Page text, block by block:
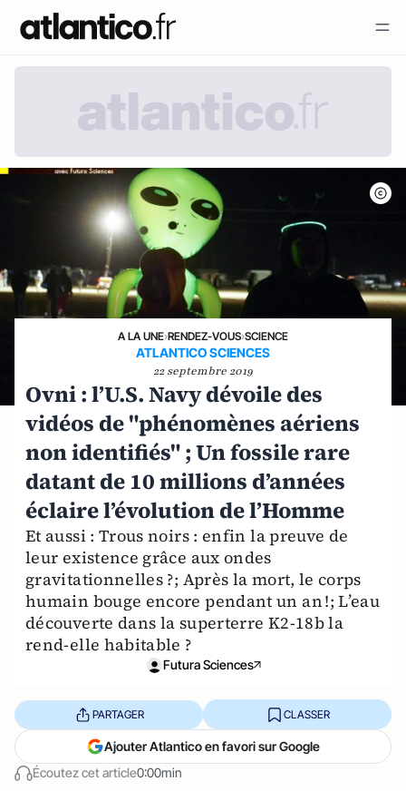
A LA UNE›RENDEZ-VOUS›SCIENCE
ATLANTICO SCIENCES
22 septembre 2019
Ovni : l’U.S. Navy dévoile des
vidéos de "phénomènes aériens
non identifiés" ; Un fossile rare
datant de 10 millions d’années
éclaire l’évolution de l’Homme
Et aussi : Trous noirs : enfin la preuve de
leur existence grâce aux ondes
gravitationnelles ?; Après la mort, le corps
humain bouge encore pendant un an !; L’eau
découverte dans la superterre K2-18b la
rend-elle habitable ?
Futura Sciences
Écoutez cet article0:00min
PARTAGER CLASSER
Ajouter Atlantico en favori sur Google